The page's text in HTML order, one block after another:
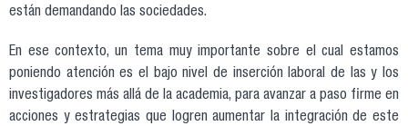
están demandando las sociedades.
En ese contexto, un tema muy importante sobre el cual estamos
poniendo atención es el bajo nivel de inserción laboral de las y los
investigadores más allá de la academia, para avanzar a paso firme en
acciones y estrategias que logren aumentar la integración de este